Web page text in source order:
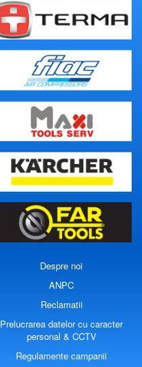
Despre noi
ANPC
Reclamatii
Prelucrarea datelor cu caracter
personal & CCTV
Regulamente campanii